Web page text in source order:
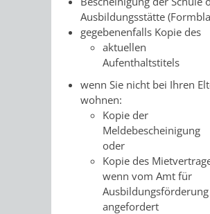
Ausbildungsstätte
gegebenenfalls Kopie des
aktuellen
Aufenthaltstitels
wenn Sie nicht bei Ihren
wohnen:
Kopie der
Meldebescheinigung
oder
Kopie des
wenn vom Amt für
Ausbildungsförderung
angefordert